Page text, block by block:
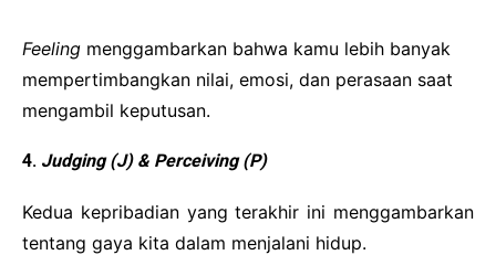
Feeling menggambarkan bahwa kamu lebih banyak
mempertimbangkan nilai, emosi, dan perasaan saat
mengambil keputusan.
4. Judging (J) & Perceiving (P)
Kedua kepribadian yang terakhir ini menggambarkan
tentang gaya kita dalam menjalani hidup.